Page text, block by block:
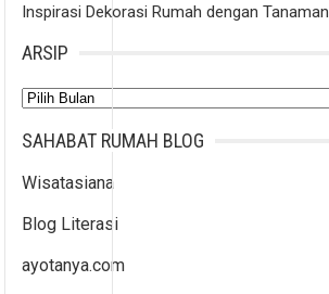
Inspirasi Dekorasi Rumah dengan
ARSIP
Arsip
SAHABAT RUMAH BLOG
Wisatasiana
Blog Literasi
ayotanya.com